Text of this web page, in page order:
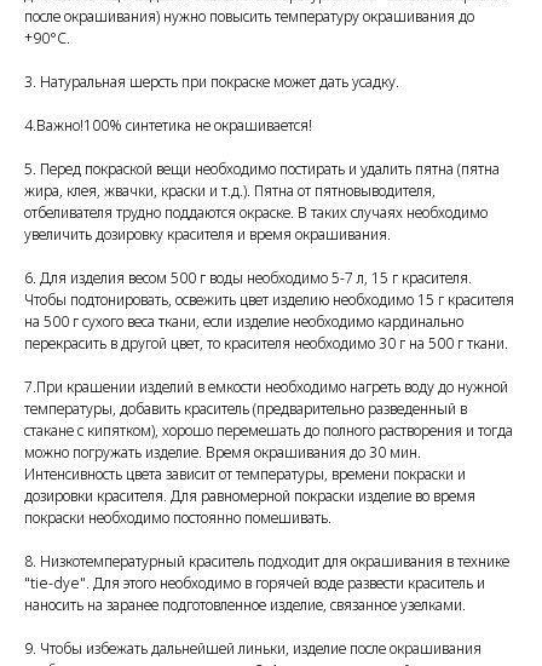
после окрашивания) нужно повысить температуру окрашивания до
+90°С.
3. Натуральная шерсть при покраске может дать усадку.
4.Важно!100% синтетика не окрашивается!
5. Перед покраской вещи необходимо постирать и удалить пятна (пятна
жира, клея, жвачки, краски и т.д.). Пятна от пятновыводителя,
отбеливателя трудно поддаются окраске. В таких случаях необходимо
увеличить дозировку красителя и время окрашивания.
6. Для изделия весом 500 г воды необходимо 5-7 л, 15 г красителя.
Чтобы подтонировать, освежить цвет изделию необходимо 15 г красителя
на 500 г сухого веса ткани, если изделие необходимо кардинально
перекрасить в другой цвет, то красителя необходимо 30 г на 500 г ткани.
7.При крашении изделий в емкости необходимо нагреть воду до нужной
температуры, добавить краситель (предварительно разведенный в
стакане с кипятком), хорошо перемешать до полного растворения и тогда
можно погружать изделие. Время окрашивания до 30 мин.
Интенсивность цвета зависит от температуры, времени покраски и
дозировки красителя. Для равномерной покраски изделие во время
покраски необходимо постоянно помешивать.
8. Низкотемпературный краситель подходит для окрашивания в технике
"tie-dye". Для этого необходимо в горячей воде развести краситель и
наносить на заранее подготовленное изделие, связанное узелками.
9. Чтобы избежать дальнейшей линьки, изделие после окрашивания